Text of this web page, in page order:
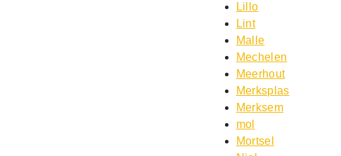
Lillo
Lint
Malle
Mechelen
Meerhout
Merksplas
Merksem
mol
Mortsel